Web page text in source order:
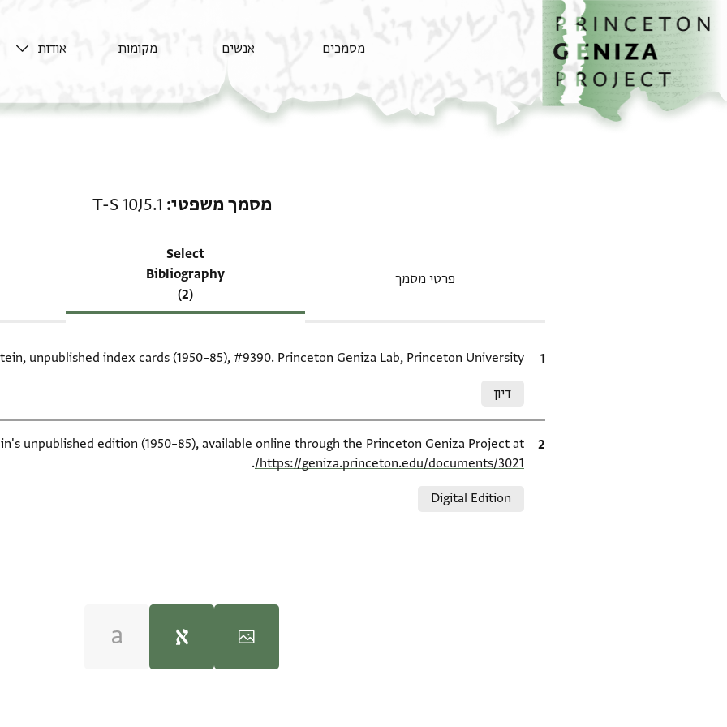
דילוג לתוכן
דף הבית
מסמכים אנשים מקומות אודות
מסמך משפטי T-S 10J5.1
פרטי מסמך
Select
Bibliography
(2)
ציטוט unpublished index cards (1950–85), #9390. Princeton Geniza Lab, Princeton University.
דיון
ציטוט
unpublished edition (1950–85), available online through the Princeton Geniza Project at
https://geniza.princeton.edu/documents/3021/
.
Digital Edition